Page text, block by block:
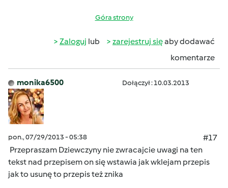
Góra strony
Zaloguj lub zarejestruj sięaby dodawać
komentarze
monika6500 Dołączył : 10.03.2013
pon., 07/29/2013 - 05:38
#17
Przepraszam Dziewczyny nie zwracajcie uwagi na ten
tekst nad przepisem on się wstawia jak wklejam przepis
jak to usunę to przepis też znika